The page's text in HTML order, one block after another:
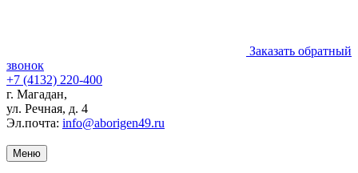
Заказать обратный
звонок
+7 (4132) 220-400
г. Магадан,
ул. Речная, д. 4
Эл.почта: info@aborigen49.ru
Меню